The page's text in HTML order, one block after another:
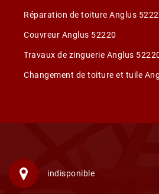
Réparation de toiture Anglus
Couvreur Anglus 52220
Travaux de zinguerie Anglus
Changement de toiture et tuile
indisponible